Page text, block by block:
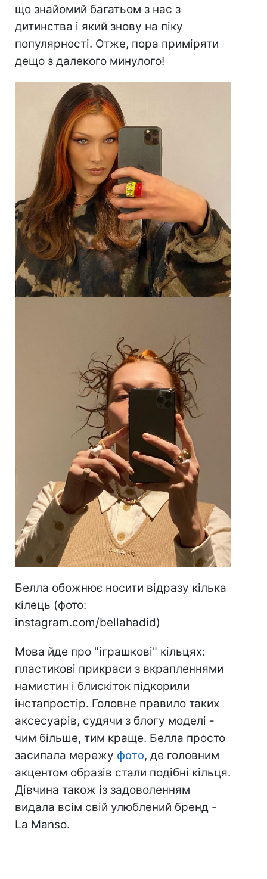
що знайомий багатьом з нас з
дитинства і який знову на піку
популярності. Отже, пора приміряти
дещо з далекого минулого!
Белла обожнює носити відразу кілька
кілець (фото:
instagram.com/bellahadid)
Мова йде про "іграшкові" кільцях:
пластикові прикраси з вкрапленнями
намистин і блискіток підкорили
інстапростір. Головне правило таких
аксесуарів, судячи з блогу моделі -
чим більше, тим краще. Белла просто
засипала мережу фото, де головним
акцентом образів стали подібні кільця.
Дівчина також із задоволенням
видала всім свій улюблений бренд -
La Manso.